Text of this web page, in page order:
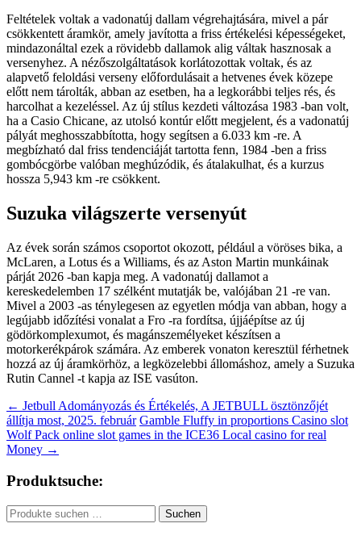
Feltételek voltak a vadonatúj dallam végrehajtására, mivel a pár
csökkentett áramkör, amely javította a friss értékelési képességeket,
mindazonáltal ezek a rövidebb dallamok alig váltak hasznosak a
versenyhez. A nézőszolgáltatások korlátozottak voltak, és az
alapvető feloldási verseny előfordulásait a hetvenes évek közepe
előtt nem tárolták, abban az esetben, ha a legkorábbi teljes rés, és
harcolhat a kezeléssel. Az új stílus kezdeti változása 1983 -ban volt,
ha a Casio Chicane, az utolsó kontúr előtt megjelent, és a vadonatúj
pályát meghosszabbította, hogy segítsen a 6.033 km -re. A
megbízható dal friss tendenciáját tartotta fenn, 1984 -ben a friss
gombócgörbe valóban meghúzódik, és átalakulhat, és a kurzus
hossza 5,943 km -re csökkent.
Suzuka világszerte versenyút
Az évek során számos csoportot okozott, például a vöröses bika, a
McLaren, a Lotus és a Williams, és az Aston Martin munkáinak
párját 2026 -ban kapja meg. A vadonatúj dallamot a
kereskedelemben 17 szélként mutatják be, valójában 21 -re van.
Mivel a 2003 -as ténylegesen az egyetlen módja van abban, hogy a
legújabb időzítési vonalat a Fro -ra fordítsa, újjáépítse az új
gödörkomplexumot, és magánszemélyeket készítsen a
motorkerékpárok számára. Az emberek vonaton keresztül férhetnek
hozzá az új áramkörhöz, a legközelebbi állomáshoz, amely a Suzuka
Rutin Cannel -t kapja az ISE vasúton.
Beitragsnavigation
← Jetbull Adományozás és Értékelés, A JETBULL ösztönzőjét
állítja most, 2025. február Gamble Fluffy in proportions Casino slot
Wolf Pack online slot games in the ICE36 Local casino for real
Money →
Produktsuche:
Suchen
nach:
Suchen